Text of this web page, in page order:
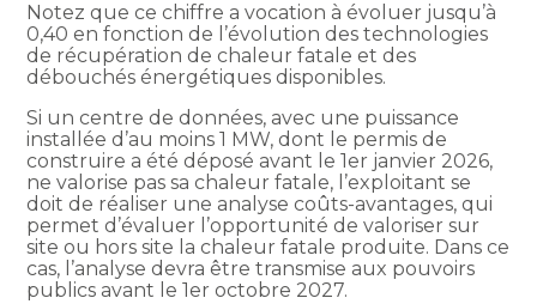
Notez que ce chiffre a vocation à évoluer jusqu’à
0,40 en fonction de l’évolution des technologies
de récupération de chaleur fatale et des
débouchés énergétiques disponibles.
Si un centre de données, avec une puissance
installée d’au moins 1 MW, dont le permis de
construire a été déposé avant le 1er janvier 2026,
ne valorise pas sa chaleur fatale, l’exploitant se
doit de réaliser une analyse coûts-avantages, qui
permet d’évaluer l’opportunité de valoriser sur
site ou hors site la chaleur fatale produite. Dans ce
cas, l’analyse devra être transmise aux pouvoirs
publics avant le 1er octobre 2027.